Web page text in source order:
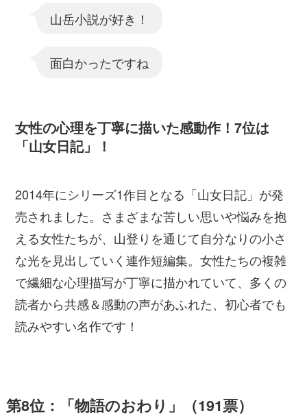
山岳小説が好き！
面白かったですね
女性の心理を丁寧に描いた感動作！7位は
「山女日記」！
2014年にシリーズ1作目となる「山女日記」が発
売されました。さまざまな苦しい思いや悩みを抱
える女性たちが、山登りを通じて自分なりの小さ
な光を見出していく連作短編集。女性たちの複雑
で繊細な心理描写が丁寧に描かれていて、多くの
読者から共感＆感動の声があふれた、初心者でも
読みやすい名作です！
第8位：「物語のおわり」（191票）